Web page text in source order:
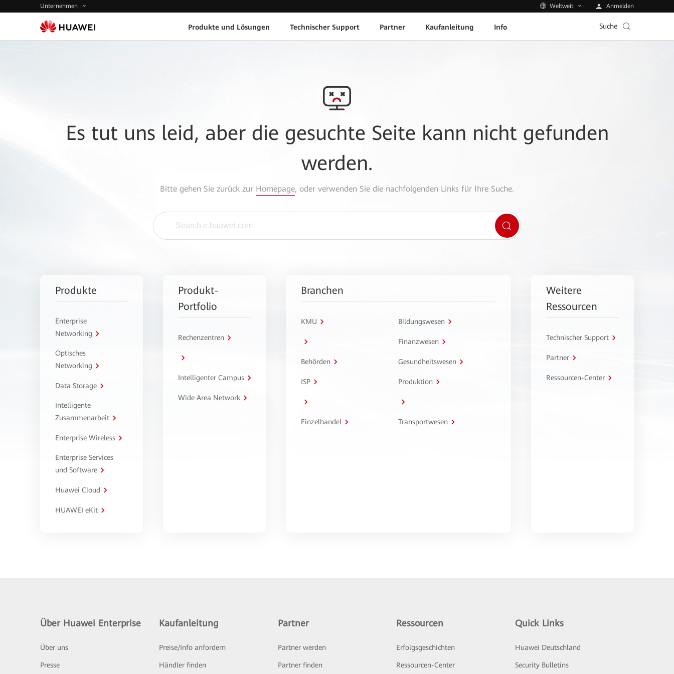
Unternehmen Weltweit Anmelden
Produkte und Lösungen Technischer Support Partner Kaufanleitung Info Suche
Es tut uns leid, aber die gesuchte Seite kann nicht gefunden
werden.
Bitte gehen Sie zurück zur Homepage, oder verwenden Sie die nachfolgenden Links für Ihre Suche.
Produkte
Enterprise
Networking
Optisches
Networking
Data Storage
Intelligente
Zusammenarbeit
Enterprise Wireless
Enterprise Services
und Software
Huawei Cloud
HUAWEI eKit
Produkt-
Portfolio
Rechenzentren
Intelligenter Campus
Wide Area Network
Branchen
KMU Bildungswesen
Finanzwesen
Behörden Gesundheitswesen
ISP Produktion
Einzelhandel Transportwesen
Weitere
Ressourcen
Technischer Support
Partner
Ressourcen-Center
Über Huawei Enterprise
Über uns
Presse
Kaufanleitung
Preise/Info anfordern
Händler finden
Partner
Partner werden
Partner finden
Ressourcen
Erfolgsgeschichten
Ressourcen-Center
Quick Links
Huawei Deutschland
Security Bulletins